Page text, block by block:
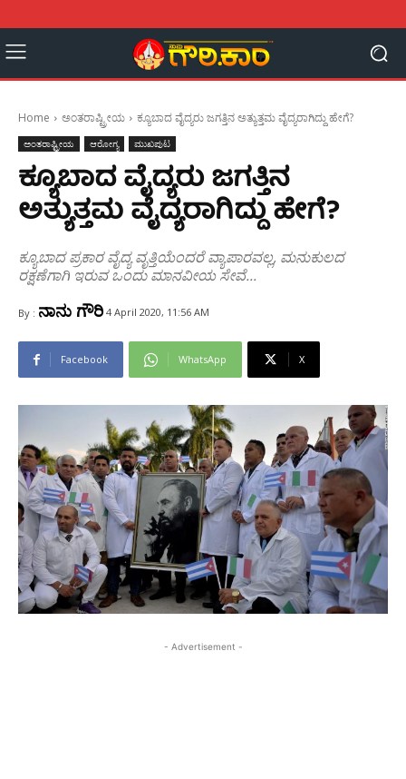
Home ಅಂತರಾಷ್ಟ್ರೀಯ ಕ್ಯೂಬಾದ ವೈದ್ಯರು ಜಗತ್ತಿನ ಅತ್ಯುತ್ತಮ ವೈದ್ಯರಾಗಿದ್ದು ಹೇಗೆ?
ಅಂತರಾಷ್ಟ್ರೀಯ ಆರೋಗ್ಯ ಮುಖಪುಟ
ಕ್ಯೂಬಾದ ವೈದ್ಯರು ಜಗತ್ತಿನ
ಅತ್ಯುತ್ತಮ ವೈದ್ಯರಾಗಿದ್ದು ಹೇಗೆ?
ಕ್ಯೂಬಾದ ಪ್ರಕಾರ ವೈದ್ಯ ವೃತ್ತಿಯೆಂದರೆ ವ್ಯಾಪಾರವಲ್ಲ, ಮನುಕುಲದ
ರಕ್ಷಣೆಗಾಗಿ ಇರುವ ಒಂದು ಮಾನವೀಯ ಸೇವೆ...
By : ನಾನು ಗೌರಿ 4 April 2020, 11:56 AM
Facebook WhatsApp X
- Advertisement -